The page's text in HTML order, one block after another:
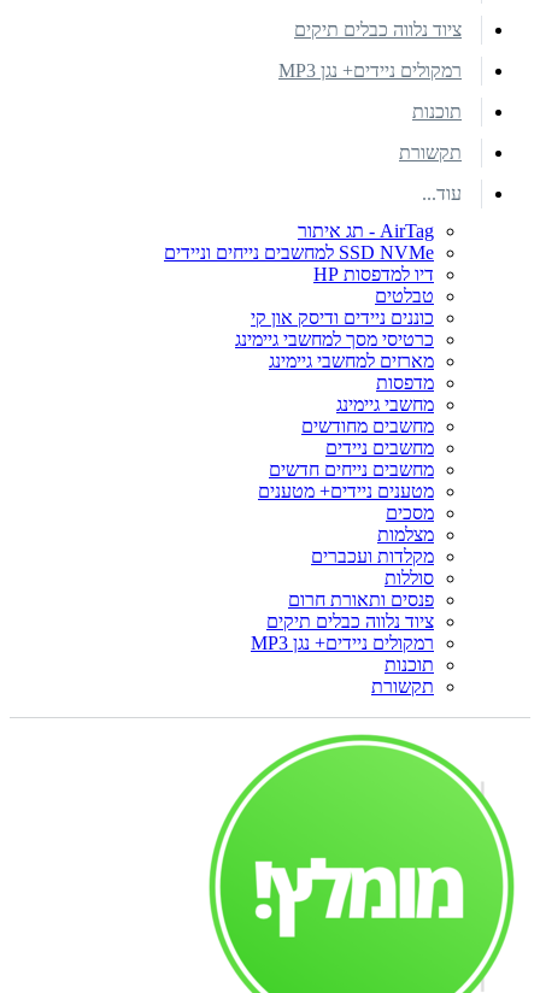
ציוד נלווה כבלים תיקים
רמקולים ניידים+ נגן MP3
תוכנות
תקשורת
עוד...
AirTag - תג איתור
SSD NVMe למחשבים נייחים וניידים
דיו למדפסות HP
טבלטים
כוננים ניידים ודיסק און קי
כרטיסי מסך למחשבי גיימינג
מארזים למחשבי גיימינג
מדפסות
מחשבי גיימינג
מחשבים מחודשים
מחשבים ניידים
מחשבים נייחים חדשים
מטענים ניידים+ מטענים
מסכים
מצלמות
מקלדות ועכברים
סוללות
פנסים ותאורת חרום
ציוד נלווה כבלים תיקים
רמקולים ניידים+ נגן MP3
תוכנות
תקשורת